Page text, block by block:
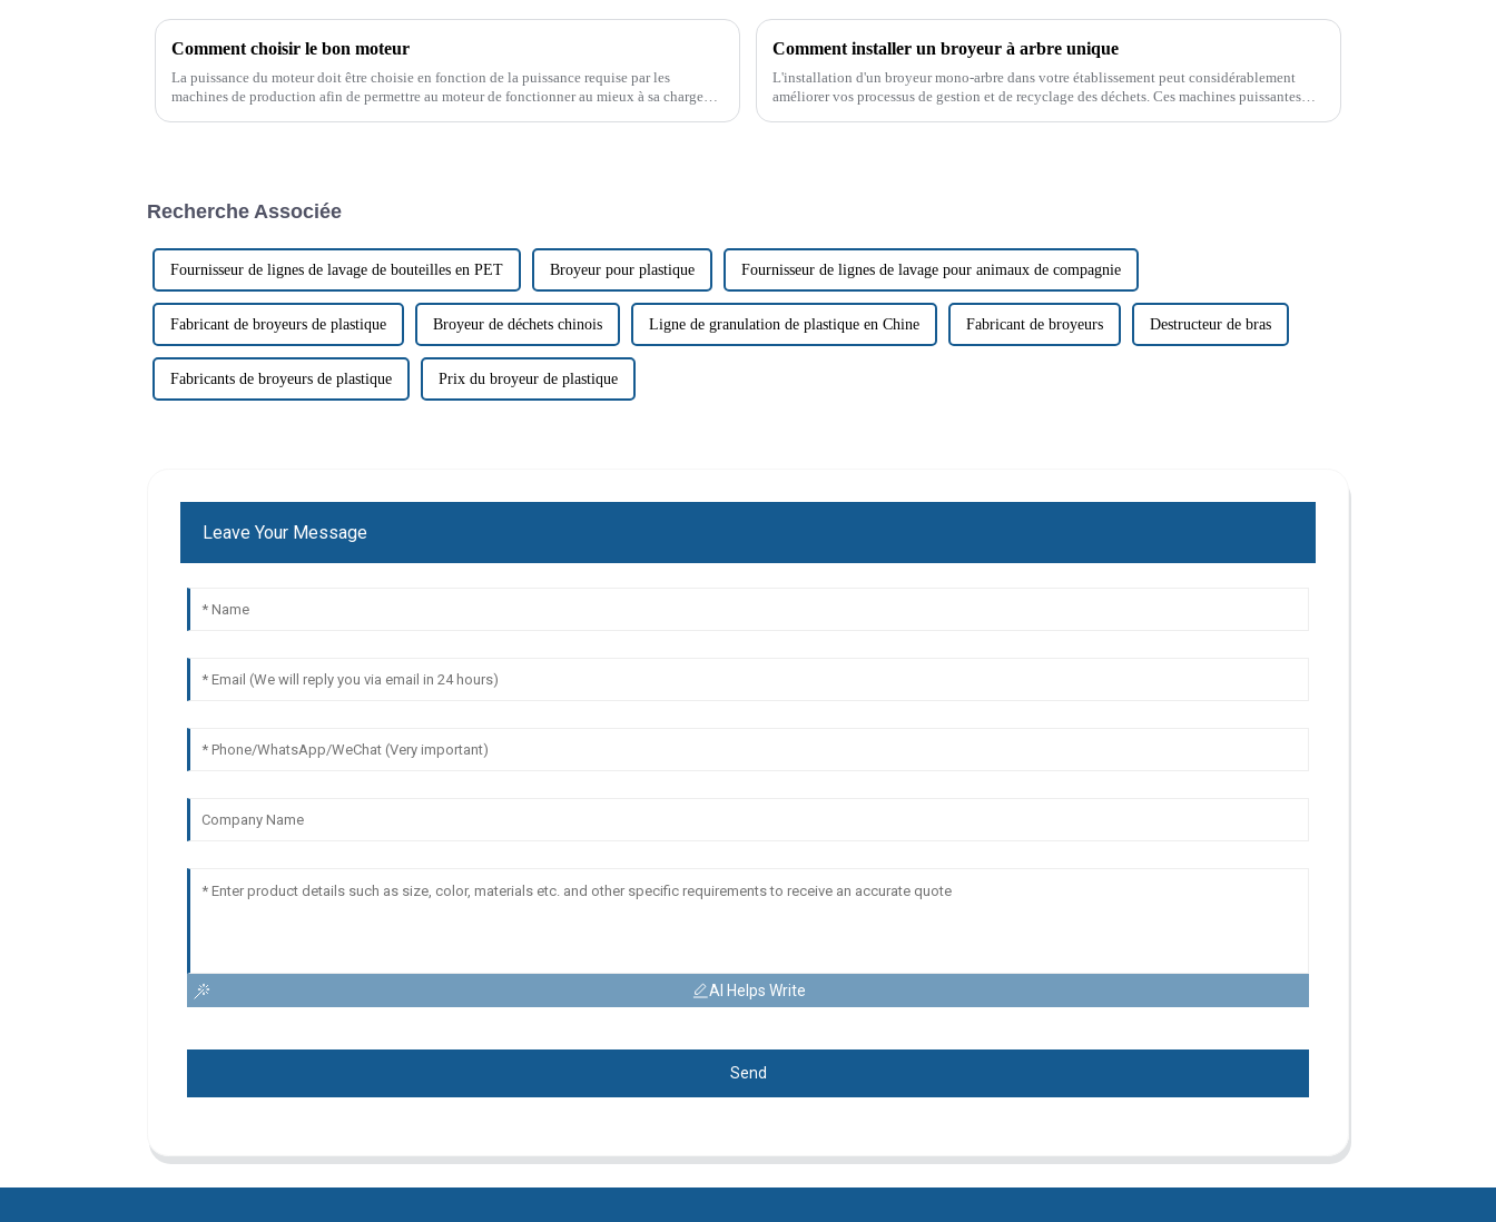
Comment choisir le bon moteur
La puissance du moteur doit être choisie en fonction de la puissance requise par les
machines de production afin de permettre au moteur de fonctionner au mieux à sa charge
Comment installer un broyeur à arbre unique
L'installation d'un broyeur mono-arbre dans votre établissement peut considérablement
améliorer vos processus de gestion et de recyclage des déchets. Ces machines puissantes
Recherche Associée
Fournisseur de lignes de lavage de bouteilles en PET Broyeur pour plastique Fournisseur de lignes de lavage pour animaux de compagnie
Fabricant de broyeurs de plastique Broyeur de déchets chinois Ligne de granulation de plastique en Chine Fabricant de broyeurs Destructeur de bras
Fabricants de broyeurs de plastique Prix ​​du broyeur de plastique
Leave Your Message
AI Helps Write
Send